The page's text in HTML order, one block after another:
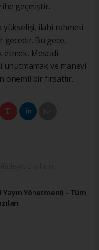
geçmiştir.
yükselişi, ilahi rahmeti
gecedir. Bu gece,
etmek, Mescidi
unutmamak ve manevi
önemli bir fırsattır.
Yönetmeni) - Tüm